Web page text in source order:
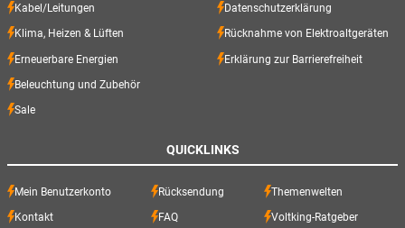
Kabel/Leitungen
Klima, Heizen & Lüften
Erneuerbare Energien
Beleuchtung und Zubehör
Sale
Datenschutzerklärung
Rücknahme von Elektroaltgeräten
Erklärung zur Barrierefreiheit
QUICKLINKS
Mein Benutzerkonto Rücksendung Themenwelten
Kontakt FAQ Voltking-Ratgeber